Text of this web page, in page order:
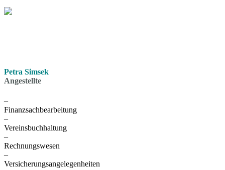
Petra Simsek
Angestellte
–
Finanzsachbearbeitung
–
Vereinsbuchhaltung
–
Rechnungswesen
–
Versicherungsangelegenheiten